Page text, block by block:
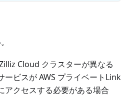
Cloud クラスターが異なる
ービスが AWS プライベートLink
アクセスする必要がある場合